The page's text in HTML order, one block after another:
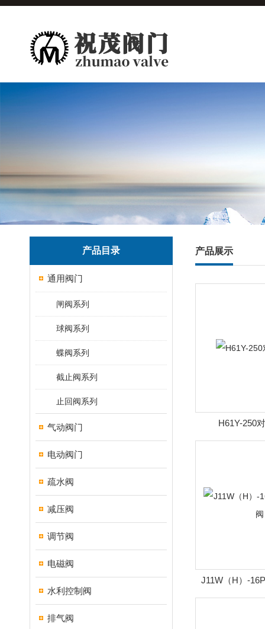
产品目录
通用阀门
闸阀系列
球阀系列
蝶阀系列
截止阀系列
止回阀系列
气动阀门
电动阀门
疏水阀
减压阀
调节阀
电磁阀
水利控制阀
排气阀
产品展示
H61Y-250
J11W（H）-